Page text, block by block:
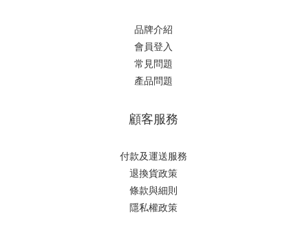
品牌介紹
會員登入
常見問題
產品問題
顧客服務
付款及運送服務
退換貨政策
條款與細則
隱私權政策